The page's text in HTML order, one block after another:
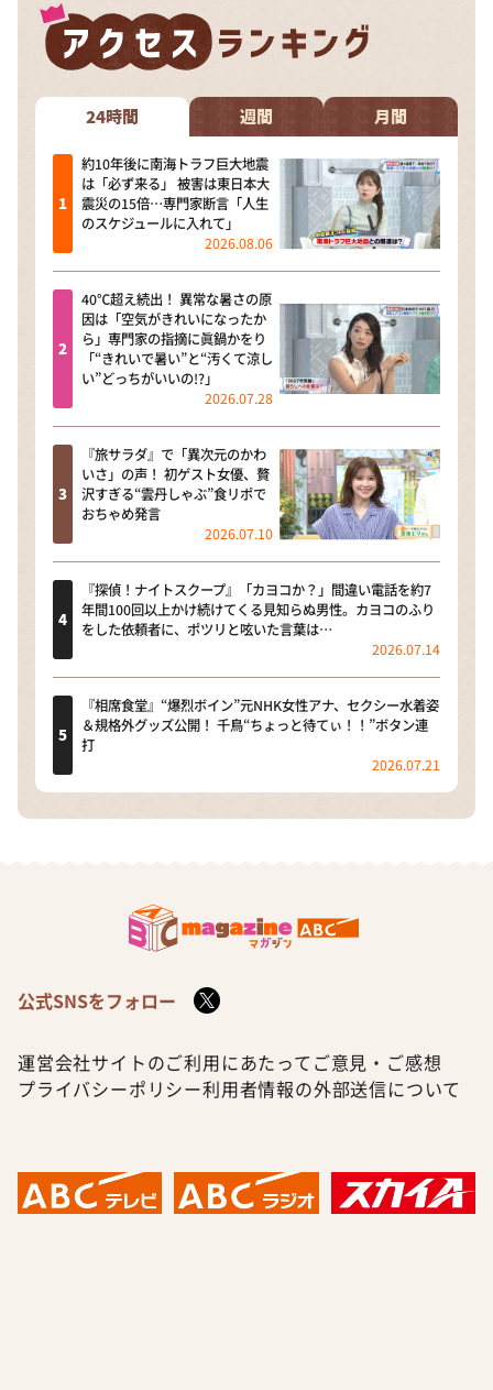
24時間 週間 月間
約10年後に南海トラフ巨大地震
は「必ず来る」 被害は東日本大
震災の15倍…専門家断言「人生
のスケジュールに入れて」
2026.08.06
40℃超え続出！ 異常な暑さの原
因は「空気がきれいになったか
ら」専門家の指摘に眞鍋かをり
「“きれいで暑い”と“汚くて涼し
い”どっちがいいの!?」
2026.07.28
『旅サラダ』で「異次元のかわ
いさ」の声！ 初ゲスト女優、贅
沢すぎる“雲丹しゃぶ”食リポで
おちゃめ発言
2026.07.10
『探偵！ナイトスクープ』「カヨコか？」間違い電話を約7
年間100回以上かけ続けてくる見知らぬ男性。カヨコのふり
をした依頼者に、ポツリと呟いた言葉は…
2026.07.14
『相席食堂』“爆烈ボイン”元NHK女性アナ、セクシー水着姿
＆規格外グッズ公開！ 千鳥“ちょっと待てぃ！！”ボタン連
打
2026.07.21
公式SNSをフォロー
運営会社サイトのご利用にあたって ご意見・ご感想
プライバシーポリシー利用者情報の外部送信について